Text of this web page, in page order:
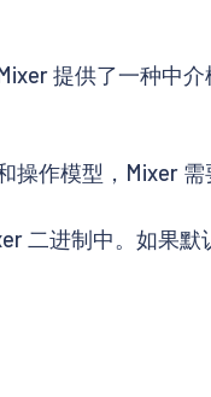
提供了一种中
操作模型，Mixer
二进制中。如果